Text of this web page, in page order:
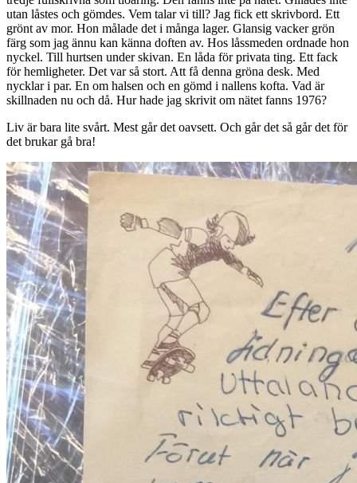
utan låstes och gömdes. Vem talar vi till? Jag fick ett skrivbord. Ett
grönt av mor. Hon målade det i många lager. Glansig vacker grön
färg som jag ännu kan känna doften av. Hos låssmeden ordnade hon
nyckel. Till hurtsen under skivan. En låda för privata ting. Ett fack
för hemligheter. Det var så stort. Att få denna gröna desk. Med
nycklar i par. En om halsen och en gömd i nallens kofta. Vad är
skillnaden nu och då. Hur hade jag skrivit om nätet fanns 1976?
Liv är bara lite svårt. Mest går det oavsett. Och går det så går det för
det brukar gå bra!